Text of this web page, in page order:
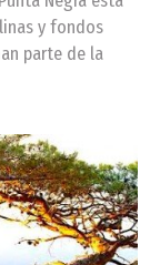
y fondos
parte de la